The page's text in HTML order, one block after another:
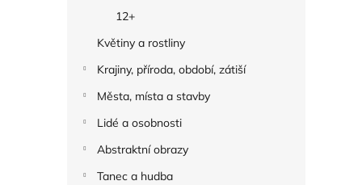
12+
Květiny a rostliny
Krajiny, příroda, období, zátiší
Města, místa a stavby
Lidé a osobnosti
Abstraktní obrazy
Tanec a hudba